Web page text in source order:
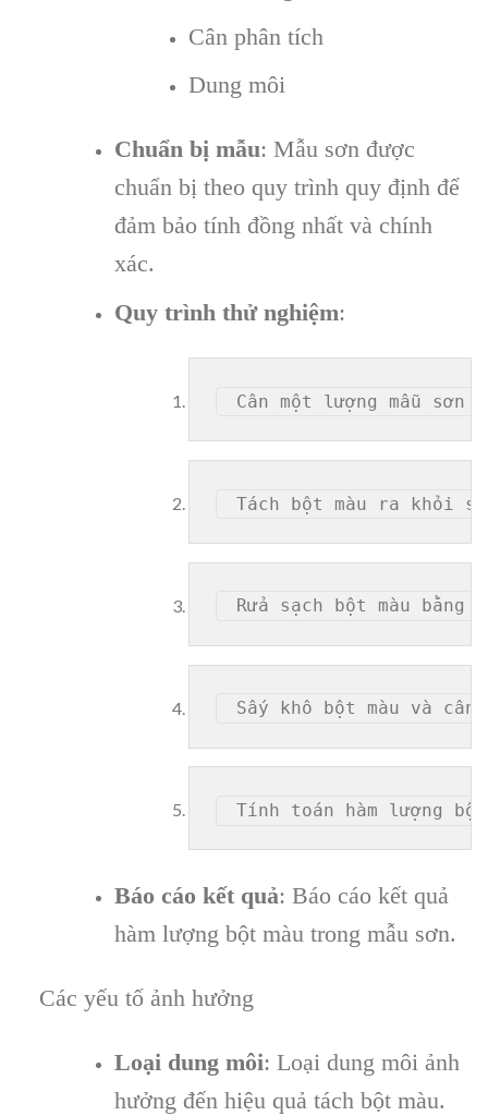
Cân phân tích
Dung môi
Chuẩn bị mẫu: Mẫu sơn được
chuẩn bị theo quy trình quy định để
đảm bảo tính đồng nhất và chính
xác.
Quy trình thử nghiệm:
Báo cáo kết quả: Báo cáo kết quả
hàm lượng bột màu trong mẫu sơn.
Các yếu tố ảnh hưởng
Loại dung môi: Loại dung môi ảnh
hưởng đến hiệu quả tách bột màu.